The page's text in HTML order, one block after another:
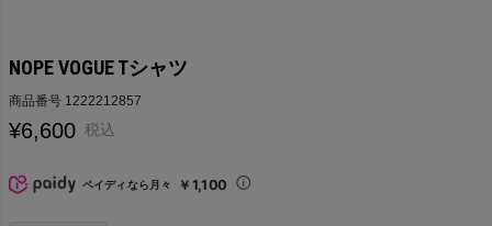
NOPE VOGUE Tシャツ
商品番号 1222212857
¥6,600 税込
ペイディなら月々 ￥1,100